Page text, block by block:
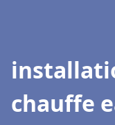
chauffe